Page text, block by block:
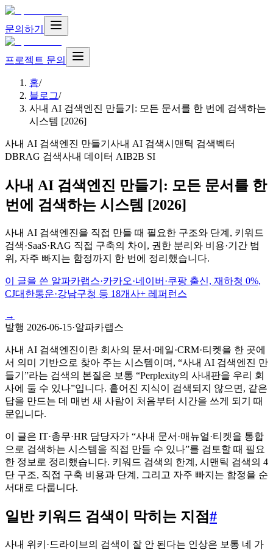
문의하기
프로젝트 문의
홈/
블로그/
사내 AI 검색엔진 만들기: 모든 문서를 한 번에 검색하는
시스템 [2026]
사내 AI 검색엔진 만들기 사내 AI 검색시맨틱 검색벡터
DBRAG 검색사내 데이터 AIB2B SI
사내 AI 검색엔진 만들기: 모든 문서를 한
번에 검색하는 시스템 [2026]
사내 AI 검색엔진을 직접 만들 때 필요한 구조와 단계, 키워드
검색·SaaS·RAG 직접 구축의 차이, 권한 분리와 비용·기간 범
위, 자주 빠지는 함정까지 한 번에 정리했습니다.
이 글을 쓴 알파카랩스·카카오·네이버·쿠팡 출신, 재하청 0%,
CJ대한통운·강남구청 등 18개사+ 레퍼런스
→
발행 2026-06-15·알파카랩스
사내 AI 검색엔진이란 회사의 문서·메일·CRM·티켓을 한 곳에
서 의미 기반으로 찾아 주는 시스템이며, “사내 AI 검색엔진 만
들기”라는 검색의 본질은 보통 “Perplexity의 사내판을 우리 회
사에 둘 수 있나”입니다. 흩어진 지식이 검색되지 않으면, 같은
답을 만드는 데 매번 새 사람이 처음부터 시간을 쓰게 되기 때
문입니다.
이 글은 IT·총무·HR 담당자가 “사내 문서·매뉴얼·티켓을 통합
으로 검색하는 시스템을 직접 만들 수 있나”를 검토할 때 필요
한 정보로 정리했습니다. 키워드 검색의 한계, 시맨틱 검색의 4
단 구조, 직접 구축 비용과 단계, 그리고 자주 빠지는 함정을 순
서대로 다룹니다.
일반 키워드 검색이 막히는 지점#
사내 위키·드라이브의 검색이 잘 안 된다는 인상은 보통 네 가